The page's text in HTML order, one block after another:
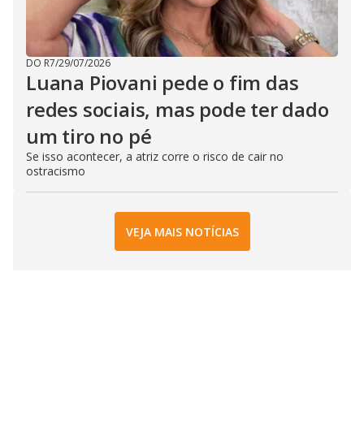
DO R7/29/07/2026
Luana Piovani pede o fim das
redes sociais, mas pode ter dado
um tiro no pé
Se isso acontecer, a atriz corre o risco de cair no
ostracismo
VEJA MAIS NOTÍCIAS